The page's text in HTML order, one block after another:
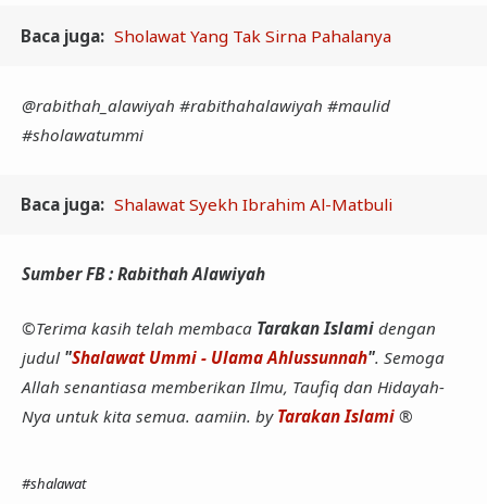
Baca juga: Sholawat Yang Tak Sirna Pahalanya
@rabithah_alawiyah #rabithahalawiyah #maulid
#sholawatummi
Baca juga: Shalawat Syekh Ibrahim Al-Matbuli
Sumber FB : Rabithah Alawiyah
©Terima kasih telah membaca Tarakan Islamidengan
judul "Shalawat Ummi - Ulama Ahlussunnah". Semoga
Allah senantiasa memberikan Ilmu, Taufiq dan Hidayah-
Nya untuk kita semua. aamiin. by Tarakan Islami ®
#shalawat